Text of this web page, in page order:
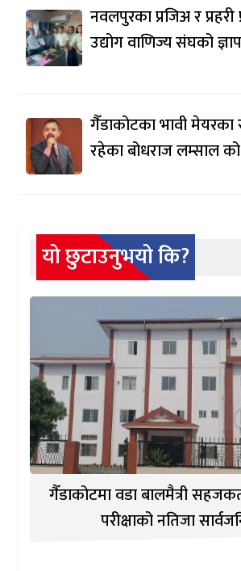
नवलपुरका प्रजिअ र
उद्योग वाणिज्य संघको
गैँडाकोटका भावी मेयरका
रहेका बोधराज लम्साल
यो छुटाउनुभयो कि?
गैँडाकोटमा वडा बालमैत्री
परीक्षाको नतिजा